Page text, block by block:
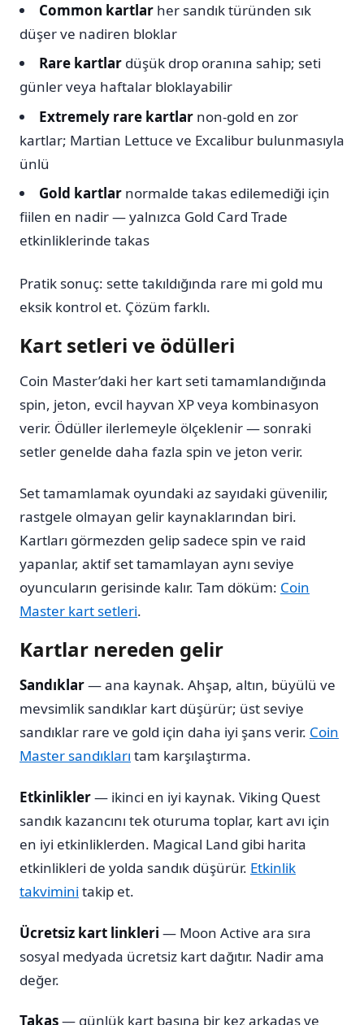
Common kartlar her sandık türünden sık
düşer ve nadiren bloklar
Rare kartlar düşük drop oranına sahip; seti
günler veya haftalar bloklayabilir
Extremely rare kartlar non-gold en zor
kartlar; Martian Lettuce ve Excalibur bulunmasıyla
ünlü
Gold kartlar normalde takas edilemediği için
fiilen en nadir — yalnızca Gold Card Trade
etkinliklerinde takas
Pratik sonuç: sette takıldığında rare mi gold mu
eksik kontrol et. Çözüm farklı.
Kart setleri ve ödülleri
Coin Master’daki her kart seti tamamlandığında
spin, jeton, evcil hayvan XP veya kombinasyon
verir. Ödüller ilerlemeyle ölçeklenir — sonraki
setler genelde daha fazla spin ve jeton verir.
Set tamamlamak oyundaki az sayıdaki güvenilir,
rastgele olmayan gelir kaynaklarından biri.
Kartları görmezden gelip sadece spin ve raid
yapanlar, aktif set tamamlayan aynı seviye
oyuncuların gerisinde kalır. Tam döküm: Coin
Master kart setleri.
Kartlar nereden gelir
Sandıklar— ana kaynak. Ahşap, altın, büyülü ve
mevsimlik sandıklar kart düşürür; üst seviye
sandıklar rare ve gold için daha iyi şans verir. Coin
Master sandıkları tam karşılaştırma.
Etkinlikler— ikinci en iyi kaynak. Viking Quest
sandık kazancını tek oturuma toplar, kart avı için
en iyi etkinliklerden. Magical Land gibi harita
etkinlikleri de yolda sandık düşürür. Etkinlik
takvimini takip et.
Ücretsiz kart linkleri — Moon Active ara sıra
sosyal medyada ücretsiz kart dağıtır. Nadir ama
değer.
Takas— günlük kart başına bir kez arkadaş ve